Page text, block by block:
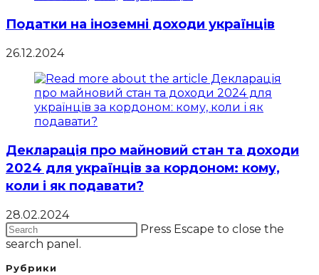
Податки на іноземні доходи українців
26.12.2024
Декларація про майновий стан та доходи
2024 для українців за кордоном: кому,
коли і як подавати?
28.02.2024
Press Escape to close the
search panel.
Рубрики